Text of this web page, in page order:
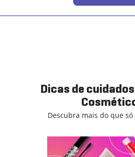
Dicas de
Descubra mais do que